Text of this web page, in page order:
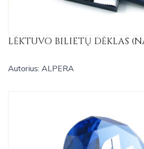
LĖKTUVO BILIETŲ DĖKLAS
Autorius: ALPERA